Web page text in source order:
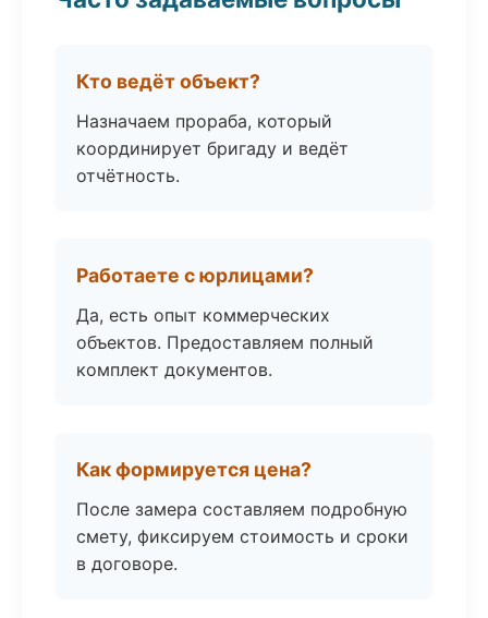
Кто ведёт объект?
Назначаем прораба, который
координирует бригаду и ведёт
отчётность.
Работаете с юрлицами?
Да, есть опыт коммерческих
объектов. Предоставляем полный
комплект документов.
Как формируется цена?
После замера составляем подробную
смету, фиксируем стоимость и сроки
в договоре.